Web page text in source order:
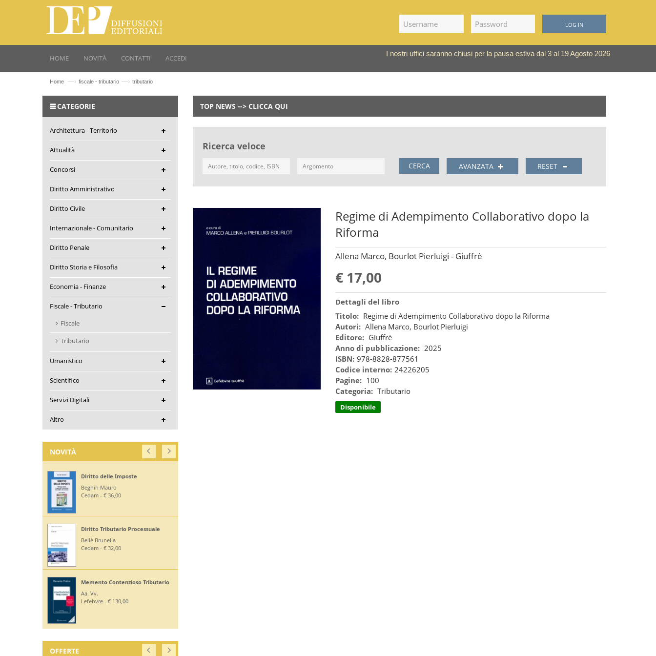
LOG IN
HOME NOVITÀ CONTATTI ACCEDI
I nostri uffici saranno chiusi per la pausa estiva dal 3 al 19 Agosto 2026
Home —› fiscale - tributario —› tributario
TOP NEWS --> CLICCA QUI
Ricerca veloce
CERCA AVANZATA RESET
Regime di Adempimento Collaborativo dopo la
Riforma
Allena Marco, Bourlot Pierluigi - Giuffrè
€ 17,00
Dettagli del libro
Titolo: Regime di Adempimento Collaborativo dopo la Riforma
Autori: Allena Marco, Bourlot Pierluigi
Editore: Giuffrè
Anno di pubblicazione: 2025
ISBN: 978-8828-877561
Codice interno: 24226205
Pagine: 100
Categoria: Tributario
Disponibile
CATEGORIE
Architettura - Territorio
Attualità
Concorsi
Diritto Amministrativo
Diritto Civile
Internazionale - Comunitario
Diritto Penale
Diritto Storia e Filosofia
Economia - Finanze
Fiscale - Tributario
Fiscale
Tributario
Umanistico
Scientifico
Servizi Digitali
Altro
NOVITÀ
Diritto delle Imposte
Beghin Mauro
Cedam - € 36,00
Diritto Tributario Processuale
Bellè Brunella
Cedam - € 32,00
Memento Contenzioso Tributario
Aa. Vv.
Lefebvre - € 130,00
OFFERTE